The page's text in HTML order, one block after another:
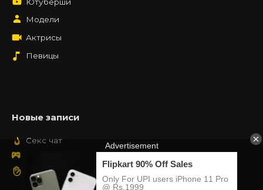
Модели
Актрисы
Певицы
Новые записи
Секс чат
Знакомства